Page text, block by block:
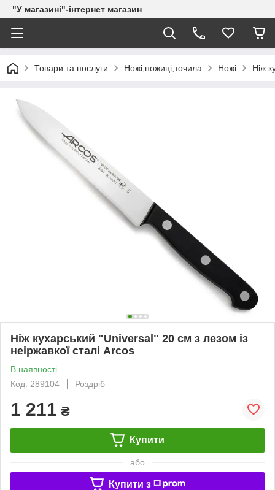
"У магазині"-інтернет магазин
Товари та послуги Ножі,ножиці,точила Ножі Ніж
Ніж кухарський "Universal" 20 см з лезом із
неіржавкої сталі Arcos
В наявності
Код: 289104
Роздріб
1 211 ₴
Купити
або
Купити з